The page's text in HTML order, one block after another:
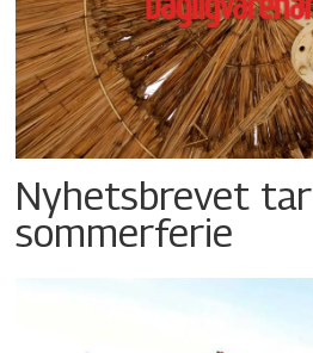
Nyhetsbrevet tar
sommerferie